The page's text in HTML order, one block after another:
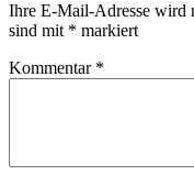
Ihre E-Mail-Adresse wird
sind mit * markiert
Kommentar *